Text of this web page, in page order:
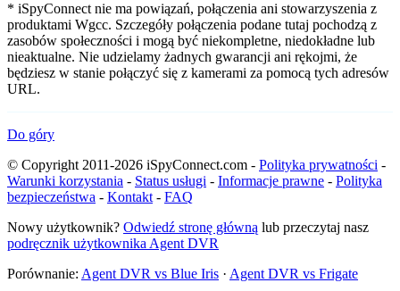
* iSpyConnect nie ma powiązań, połączenia ani stowarzyszenia z
produktami Wgcc. Szczegóły połączenia podane tutaj pochodzą z
zasobów społeczności i mogą być niekompletne, niedokładne lub
nieaktualne. Nie udzielamy żadnych gwarancji ani rękojmi, że
będziesz w stanie połączyć się z kamerami za pomocą tych adresów
URL.
Do góry
© Copyright 2011-2026 iSpyConnect.com - Polityka prywatności -
Warunki korzystania - Status usługi - Informacje prawne - Polityka
bezpieczeństwa - Kontakt - FAQ
Nowy użytkownik? Odwiedź stronę główną lub przeczytaj nasz
podręcznik użytkownika Agent DVR
Porównanie: Agent DVR vs Blue Iris · Agent DVR vs Frigate